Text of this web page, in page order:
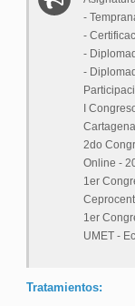
-
-
-
-
I
2do
Online -
1er
1er
UMET -
Tratamientos: